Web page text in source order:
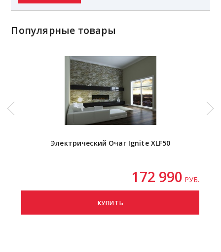
Популярные товары
Электрический Очаг Ignite XLF50
172 990 РУБ.
КУПИТЬ